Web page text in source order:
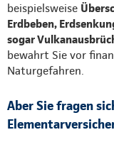
beispielsweise
Erdbeben,
sogar
bewahrt Sie vor
Naturgefahren.
Aber Sie fragen